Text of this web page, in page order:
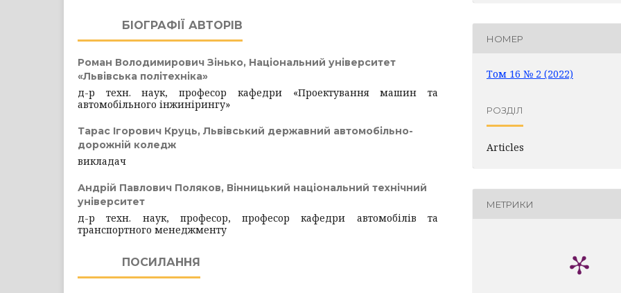
БІОГРАФІЇ АВТОРІВ
Роман Володимирович Зінько, Національний університет
«Львівська політехніка»
д-р техн. наук, професор кафедри «Проектування машин та
автомобільного інжинірингу»
Тарас Ігорович Круць, Львівський державний автомобільно-
дорожній коледж
викладач
Андрій Павлович Поляков, Вінницький національний технічний
університет
д-р техн. наук, професор, професор кафедри автомобілів та
транспортного менеджменту
ПОСИЛАННЯ
НОМЕР
Том 16 № 2 (2022)
РОЗДІЛ
Articles
МЕТРИКИ